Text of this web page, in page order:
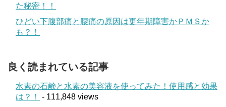
た秘密！！
ひどい下腹部痛と腰痛の原因は更年期障害かＰＭＳか
も？！
良く読まれている記事
水素の石鹸と水素の美容液を使ってみた！使用感と効果
は？！
- 111,848 views